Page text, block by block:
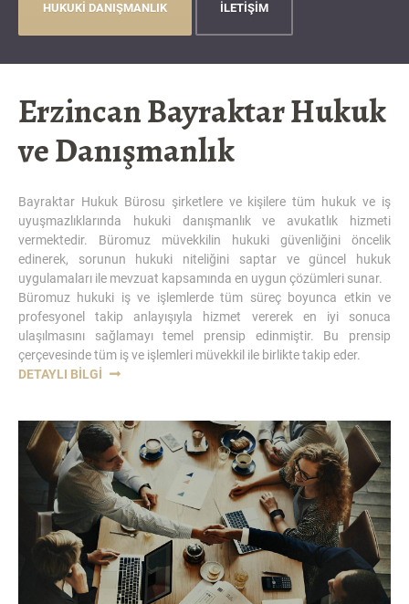
HUKUKİ DANIŞMANLIK İLETİŞİM
Erzincan Bayraktar Hukuk
ve Danışmanlık
Bayraktar Hukuk Bürosu şirketlere ve kişilere tüm hukuk ve iş
uyuşmazlıklarında hukuki danışmanlık ve avukatlık hizmeti
vermektedir. Büromuz müvekkilin hukuki güvenliğini öncelik
edinerek, sorunun hukuki niteliğini saptar ve güncel hukuk
uygulamaları ile mevzuat kapsamında en uygun çözümleri sunar.
Büromuz hukuki iş ve işlemlerde tüm süreç boyunca etkin ve
profesyonel takip anlayışıyla hizmet vererek en iyi sonuca
ulaşılmasını sağlamayı temel prensip edinmiştir. Bu prensip
çerçevesinde tüm iş ve işlemleri müvekkil ile birlikte takip eder.
DETAYLI BILGI